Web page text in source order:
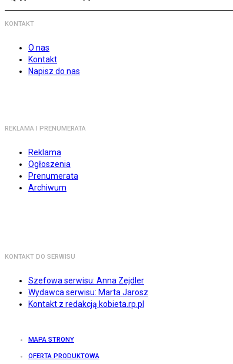
KONTAKT
O nas
Kontakt
Napisz do nas
REKLAMA I PRENUMERATA
Reklama
Ogłoszenia
Prenumerata
Archiwum
KONTAKT DO SERWISU
Szefowa serwisu: Anna Zejdler
Wydawca serwisu: Marta Jarosz
Kontakt z redakcją kobieta.rp.pl
MAPA STRONY
OFERTA PRODUKTOWA